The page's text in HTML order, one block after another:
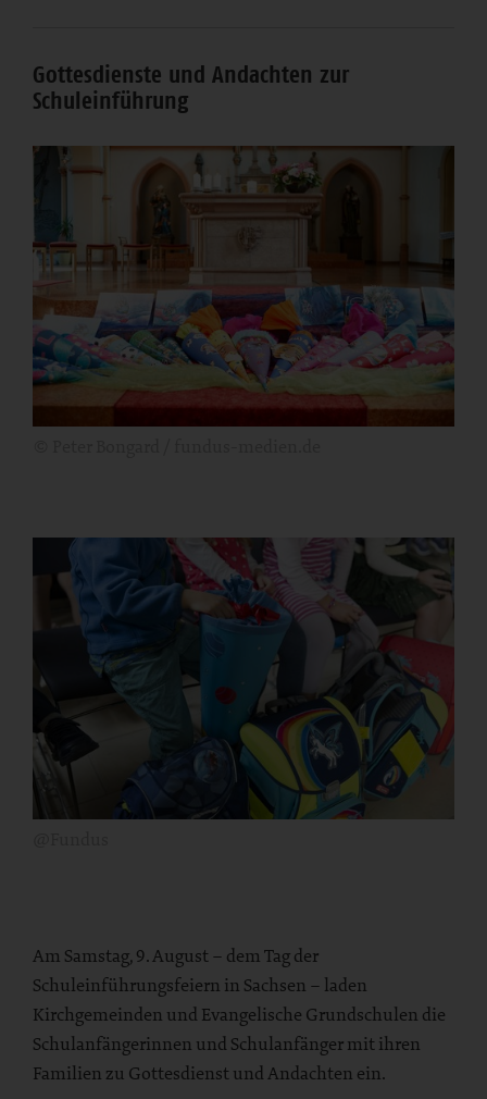
Gottesdienste und Andachten zur
Schuleinführung
Am Samstag, 9. August – dem Tag der
Schuleinführungsfeiern in Sachsen – laden
Kirchgemeinden und Evangelische Grundschulen die
Schulanfängerinnen und Schulanfänger mit ihren
Familien zu Gottesdienst und Andachten ein.